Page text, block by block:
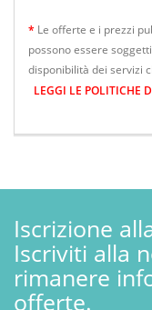
* Le offerte e i prezzi
possono essere
disponibilità dei servizi
LEGGI LE POLITICHE
Iscrizione
Iscriviti alla
rimanere
offerte.